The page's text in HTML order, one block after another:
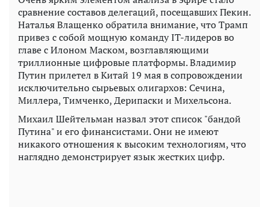
сравнение составов делегаций, посещавших Пекин.
Наталья Влащенко обратила внимание, что Трамп
привез с собой мощную команду IT-лидеров во
главе с Илоном Маском, возглавляющими
триллионные цифровые платформы. Владимир
Путин прилетел в Китай 19 мая в сопровождении
исключительно сырьевых олигархов: Сечина,
Миллера, Тимченко, Дерипаски и Михельсона.
Михаил Шейтельман назвал этот список "бандой
Путина" и его финансистами. Они не имеют
никакого отношения к высоким технологиям, что
наглядно демонстрирует язык жестких цифр.